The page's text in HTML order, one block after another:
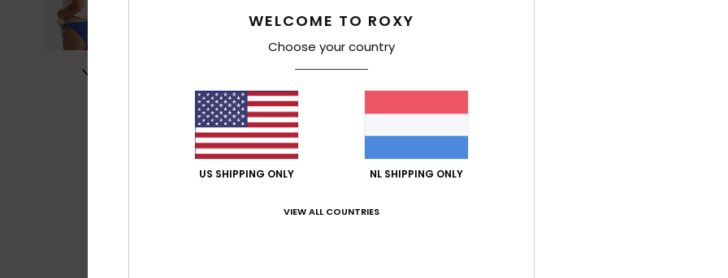
WELCOME TO ROXY
Choose your country
US SHIPPING ONLY NL SHIPPING ONLY
VIEW ALL COUNTRIES